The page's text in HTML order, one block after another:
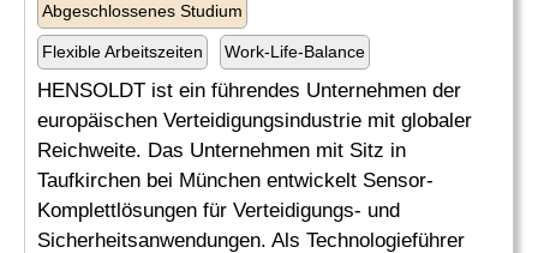
Abgeschlossenes Studium
Flexible Arbeitszeiten Work-Life-Balance
HENSOLDT ist ein führendes Unternehmen der
europäischen Verteidigungsindustrie mit globaler
Reichweite. Das Unternehmen mit Sitz in
Taufkirchen bei München entwickelt Sensor-
Komplettlösungen für Verteidigungs- und
Sicherheitsanwendungen. Als Technologieführer